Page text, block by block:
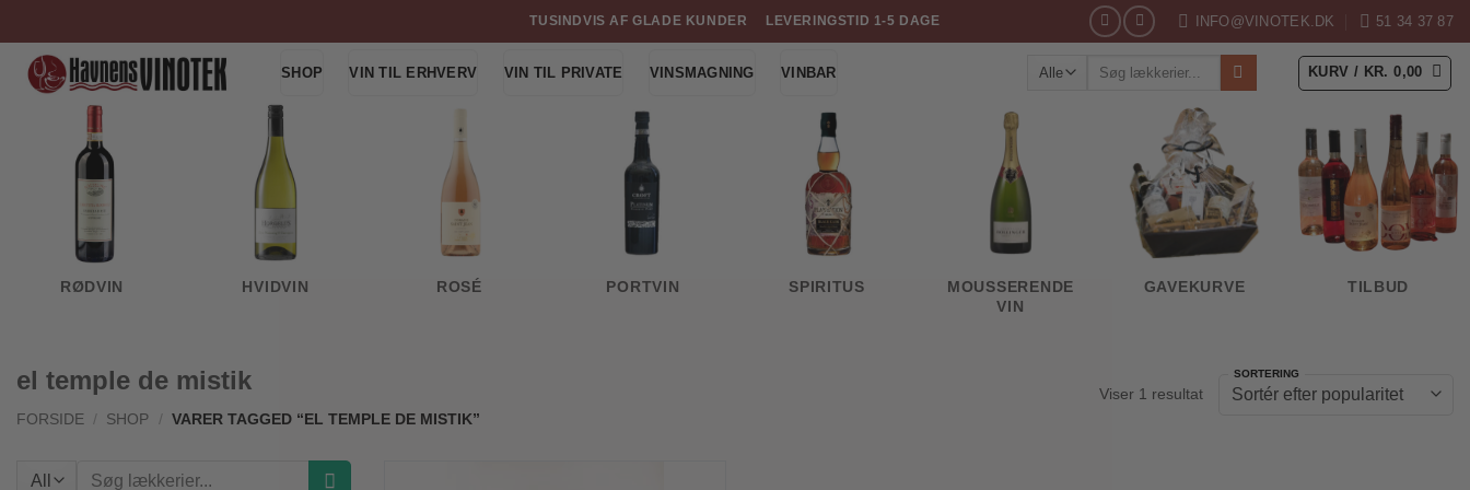
til
indhold
TUSINDVIS AF GLADE KUNDER LEVERINGSTID 1-5 DAGE INFO@VINOTEK.DK 51 34 37 87
SHOP VIN TIL ERHVERV VIN TIL PRIVATE VINSMAGNING VINBAR
Søg
efter:
KURV / KR. 0,00
RØDVIN HVIDVIN ROSÉ PORTVIN SPIRITUS
MOUSSERENDE
VIN
GAVEKURVE TILBUD
el temple de mistik
FORSIDE / SHOP / VARER TAGGED “EL TEMPLE DE MISTIK”
Viser 1 resultat
Søg